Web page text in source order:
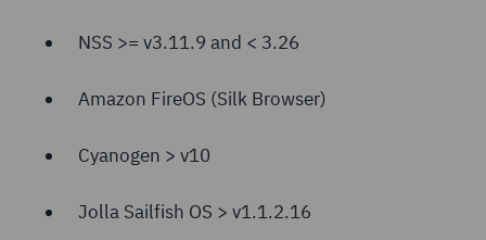
NSS >= v3.11.9 and < 3.26
Amazon FireOS (Silk Browser)
Cyanogen > v10
Jolla Sailfish OS > v1.1.2.16